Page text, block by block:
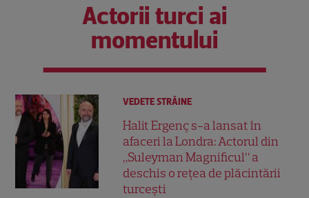
Actorii turci ai
momentului
VEDETE STRĂINE
Halit Ergenç s-a lansat în
afaceri la Londra: Actorul din
„Suleyman Magnificul” a
deschis o rețea de plăcintării
turcești